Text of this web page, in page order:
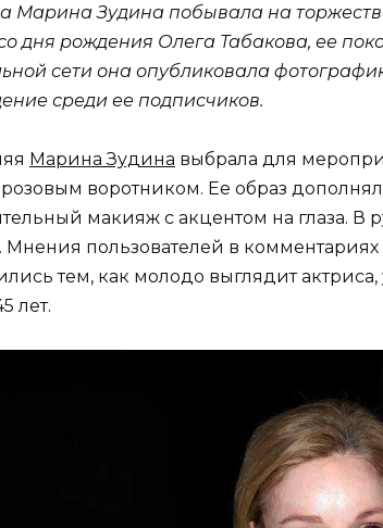
Марина Зудина побывала на
дня рождения Олега Табакова, ее
сети она опубликовала
среди ее подписчиков.
Марина Зудина выбрала для
воротником. Ее образ
макияж с акцентом на глаза. В
Мнения пользователей в
тем, как молодо выглядит
лет.